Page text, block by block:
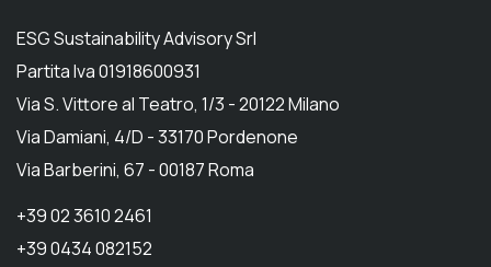
ESG Sustainability Advisory Srl
Partita Iva 01918600931
Via S. Vittore al Teatro, 1/3 - 20122 Milano
Via Damiani, 4/D - 33170 Pordenone
Via Barberini, 67 - 00187 Roma
+39 02 3610 2461
+39 0434 082152